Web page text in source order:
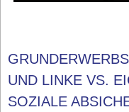
UND LINKE VS.
SOZIALE